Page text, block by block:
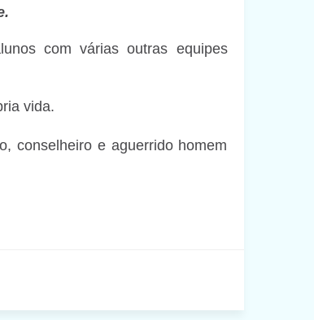
com várias outras equipes
vida.
conselheiro e aguerrido homem